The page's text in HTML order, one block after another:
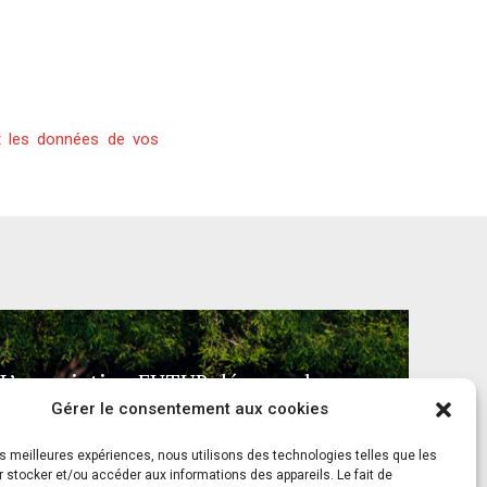
Gérer le consentement aux cookies
meilleures expériences, nous utilisons des technologies telles que les
stocker et/ou accéder aux informations des appareils. Le fait de
données de vos
L’association FUTUR dénonce le
recours à des « tirs sanitaires » sur des
animaux sauvages déjà victimes de
l’incendie d’Achères-la-Forêt